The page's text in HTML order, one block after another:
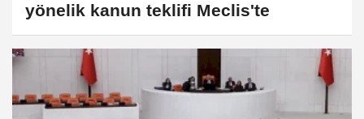
yönelik kanun teklifi Meclis'te